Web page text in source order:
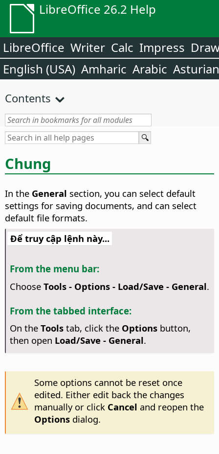
LibreOffice 26.2 Help
LibreOffice Writer Calc Impress
English (USA) Amharic Arabic Asturian
Contents
Chung
In the General section, you can select default
settings for saving documents, and can select
default file formats.
Để truy cập lệnh này...
From the menu bar:
Choose Tools - Options- Load/Save - General.
From the tabbed interface:
On the Toolstab, click the Optionsbutton,
then open Load/Save - General.
Some options cannot be reset once
edited. Either edit back the changes
manually or click Cancel and reopen the
Optionsdialog.